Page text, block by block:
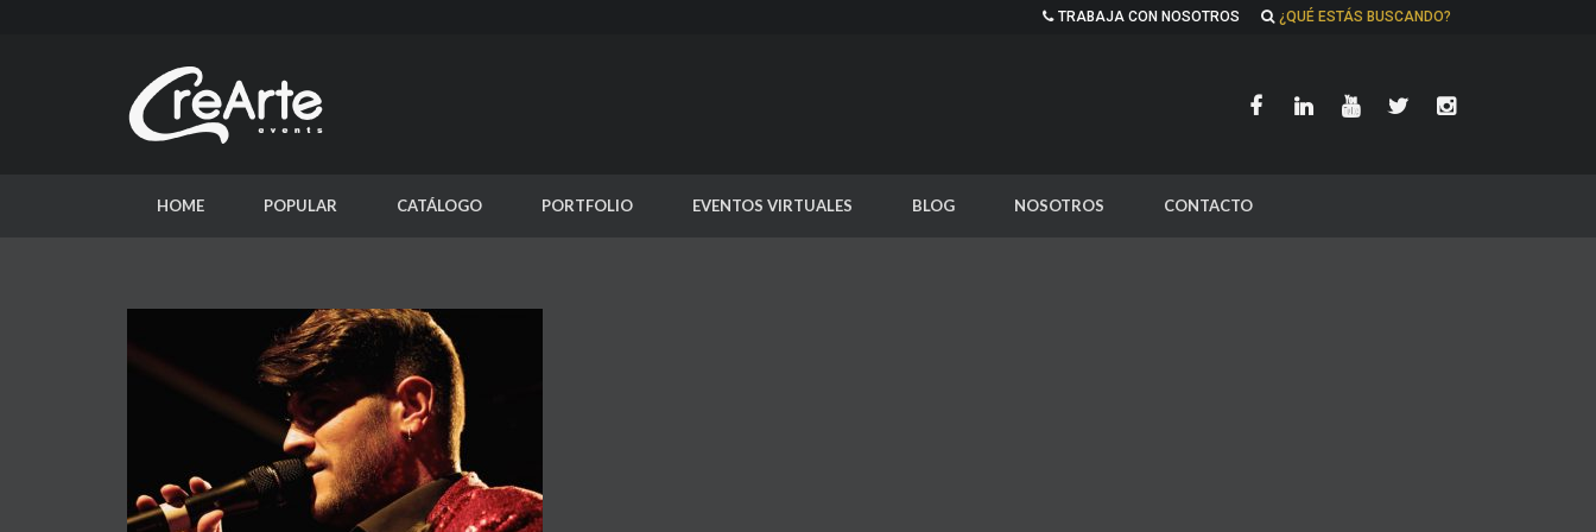
TRABAJA CON NOSOTROS ¿QUÉ ESTÁS BUSCANDO?
HOME POPULAR CATÁLOGO PORTFOLIO EVENTOS VIRTUALES BLOG NOSOTROS CONTACTO